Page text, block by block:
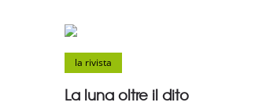
la rivista
La luna oltre il dito